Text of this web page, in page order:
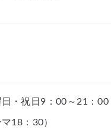
・祝日9：00～21：00
18：30）